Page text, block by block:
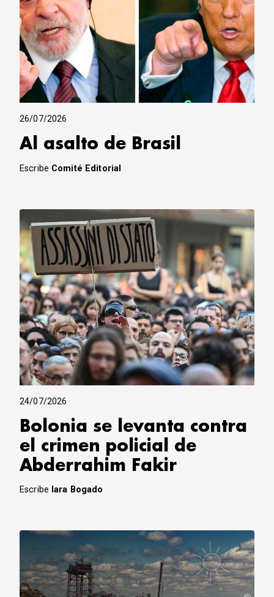
26/07/2026
Al asalto de Brasil
Escribe Comité Editorial
24/07/2026
Bolonia se levanta contra
el crimen policial de
Abderrahim Fakir
Escribe Iara Bogado